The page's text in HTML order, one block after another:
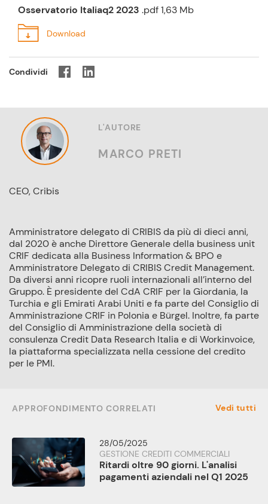
Osservatorio Italiaq2 2023 .pdf 1,63 Mb
Condividi
L'AUTORE
MARCO PRETI
CEO, Cribis
Amministratore delegato di CRIBIS da più di dieci anni,
dal 2020 è anche Direttore Generale della business unit
CRIF dedicata alla Business Information & BPO e
Amministratore Delegato di CRIBIS Credit Management.
Da diversi anni ricopre ruoli internazionali all’interno del
Gruppo. È presidente del CdA CRIF per la Giordania, la
Turchia e gli Emirati Arabi Uniti e fa parte del Consiglio di
Amministrazione CRIF in Polonia e Bürgel. Inoltre, fa parte
del Consiglio di Amministrazione della società di
consulenza Credit Data Research Italia e di Workinvoice,
la piattaforma specializzata nella cessione del credito
per le PMI.
APPROFONDIMENTO CORRELATI Vedi tutti
28/05/2025
GESTIONE CREDITI COMMERCIALI
Ritardi oltre 90 giorni. L'analisi
pagamenti aziendali nel Q1 2025